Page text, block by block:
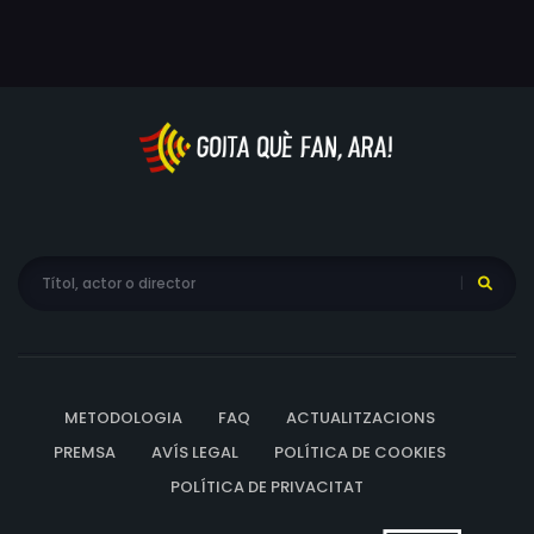
METODOLOGIA FAQ
ACTUALITZACIONS
PREMSA
AVÍS LEGAL
POLÍTICA DE COOKIES
POLÍTICA DE PRIVACITAT